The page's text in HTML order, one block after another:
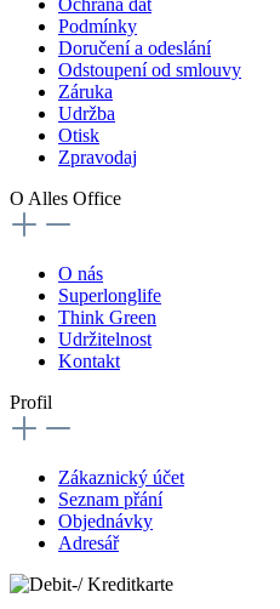
Podmínky
Doručení a odeslání
Odstoupení od smlouvy
Záruka
Udržba
Otisk
Zpravodaj
O Alles Office
O nás
Superlonglife
Think Green
Udržitelnost
Kontakt
Profil
Zákaznický účet
Seznam přání
Objednávky
Adresář